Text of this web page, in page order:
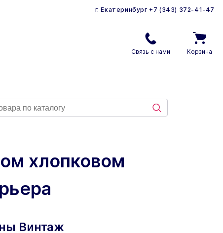
г. Екатеринбург +7 (343) 372-41-47
Связь с нами Корзина
хлопковом
Винтаж